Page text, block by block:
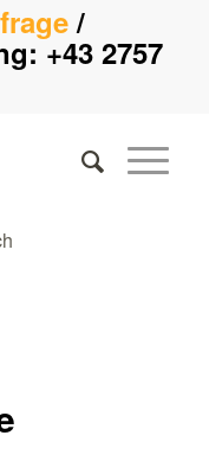
/
+43 2757